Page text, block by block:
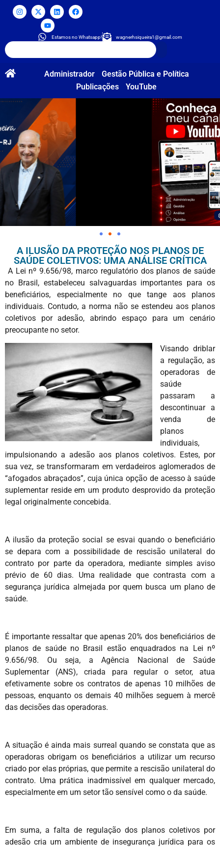
Estamos no Whatsapp! wagnerhsiqueira1@gmail.com
Administrador
Gestão Pública e Política
Publicações
YouTube
A ILUSÃO DA PROTEÇÃO NOS PLANOS DE
SAÚDE COLETIVOS: UMA ANÁLISE CRÍTICA
A Lei nº 9.656/98, marco regulatório dos planos de saúde
no Brasil, estabeleceu salvaguardas importantes para os
beneficiários, especialmente no que tange aos planos
individuais. Contudo, a norma não se estendeu aos planos
coletivos por adesão, abrindo espaço para um cenário
preocupante no setor.
Visando driblar
a regulação, as
operadoras de
saúde
passaram a
descontinuar a
venda de
planos
individuais,
impulsionando a adesão aos planos coletivos. Estes, por
sua vez, se transformaram em verdadeiros aglomerados de
“afogados abraçados”, cuja única opção de acesso à saúde
suplementar reside em um produto desprovido da proteção
legal originalmente concebida.
A ilusão da proteção social se esvai quando o beneficiário
se depara com a possibilidade de rescisão unilateral do
contrato por parte da operadora, mediante simples aviso
prévio de 60 dias. Uma realidade que contrasta com a
segurança jurídica almejada por quem busca um plano de
saúde.
É importante ressaltar que apenas 20% dos beneficiários de
planos de saúde no Brasil estão enquadrados na Lei nº
9.656/98. Ou seja, a Agência Nacional de Saúde
Suplementar (ANS), criada para regular o setor, atua
efetivamente sobre os contratos de apenas 10 milhões de
pessoas, enquanto os demais 40 milhões seguem à mercê
das decisões das operadoras.
A situação é ainda mais surreal quando se constata que as
operadoras obrigam os beneficiários a utilizar um recurso
criado por elas próprias, que permite a rescisão unilateral do
contrato. Uma prática inadmissível em qualquer mercado,
especialmente em um setor tão sensível como o da saúde.
Em suma, a falta de regulação dos planos coletivos por
adesão cria um ambiente de insegurança jurídica para os